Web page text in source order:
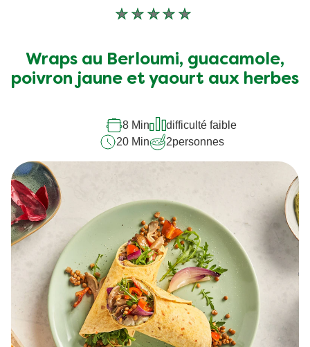
Aucune
soumise
pour
Wraps au Berloumi, guacamole,
poivron jaune et yaourt aux herbes
8 Min
difficulté faible
20 Min
2personnes